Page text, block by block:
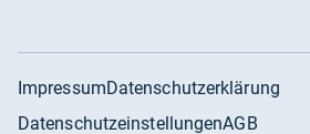
ImpressumDatenschutzerklärung
DatenschutzeinstellungenAGB